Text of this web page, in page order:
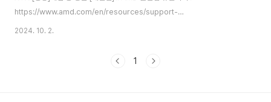
https://www.amd.com/en/resources/support-
articles/faqs/GPU-601.html AMD Cleanup
진입하여 현재 설치된 드라이버를 삭제하고 다시 재부팅합니다. 2. AMD
2024. 10. 2.
1